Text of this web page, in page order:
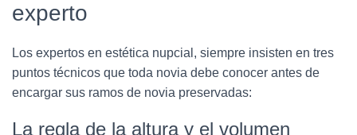
experto
Los expertos en estética nupcial, siempre insisten en tres
puntos técnicos que toda novia debe conocer antes de
encargar sus ramos de novia preservadas:
La regla de la altura y el volumen